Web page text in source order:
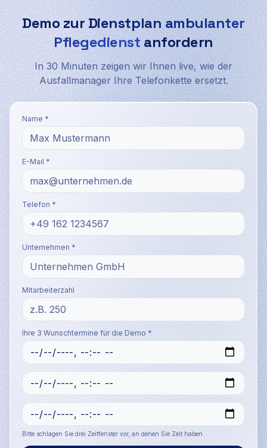
Demo zurDienstplan ambulanter
Pflegedienstanfordern
In 30 Minuten zeigen wir Ihnen live, wie der
Ausfallmanager Ihre Telefonkette ersetzt.
Name *
E-Mail *
Telefon *
Unternehmen *
Mitarbeiterzahl
Ihre 3 Wunschtermine für die Demo *
Bitte schlagen Sie drei Zeitfenster vor, an denen Sie Zeit haben.